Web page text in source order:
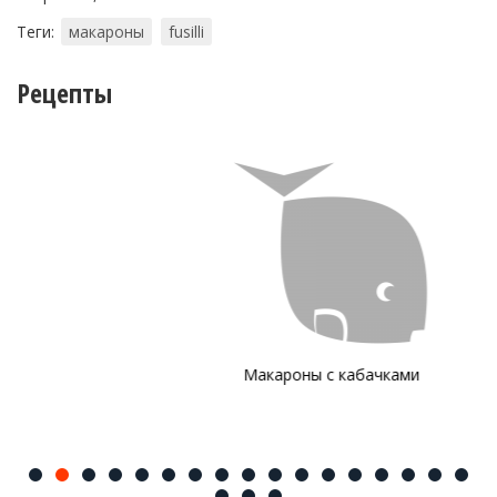
Теги:
макароны fusilli
Рецепты
Макароны с кабачками